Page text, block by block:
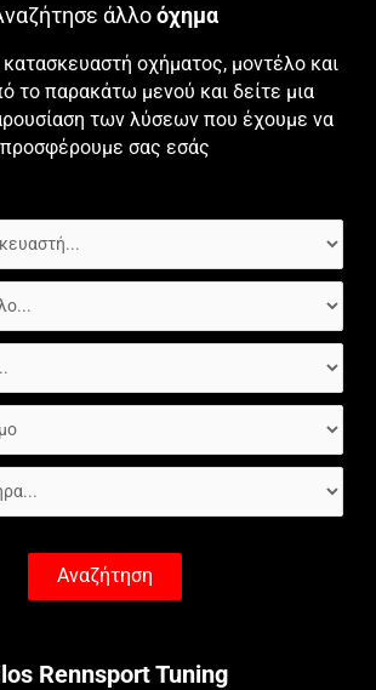
άλλοόχημα
κατασκευαστή οχήματος, μοντέλο και
το παρακάτω μενού και δείτε μια
των λύσεων που έχουμε να
προσφέρουμε σας εσάς
Αναζήτηση
Rennsport Tuning